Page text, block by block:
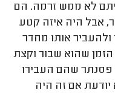
לא ממש זרמה. הם
אבל היה איזה קטע
ולהעביר אותו מחדר
שהוא שבור וקצת
פסנתר שהם העבירו
אם זה היה